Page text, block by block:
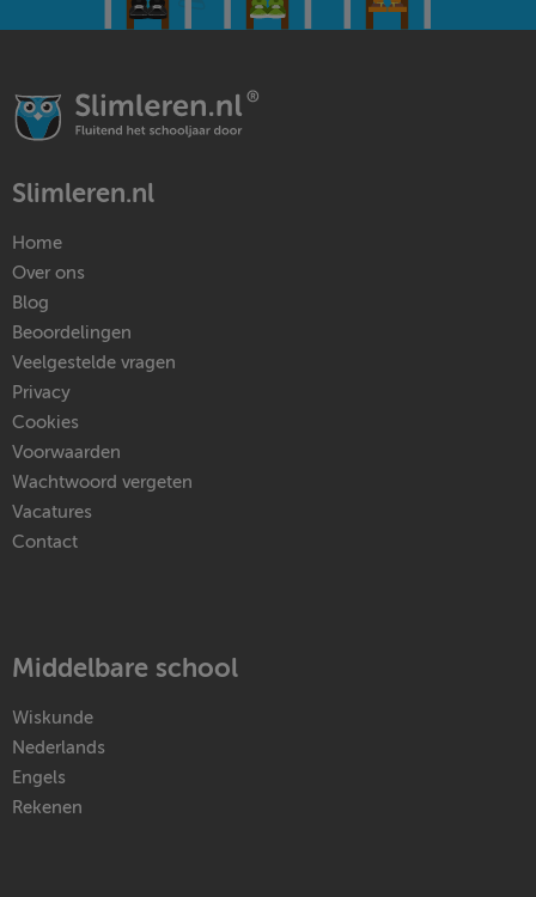
Slimleren.nl
Home
Over ons
Blog
Beoordelingen
Veelgestelde vragen
Privacy
Cookies
Voorwaarden
Wachtwoord vergeten
Vacatures
Contact
Middelbare school
Wiskunde
Nederlands
Engels
Rekenen